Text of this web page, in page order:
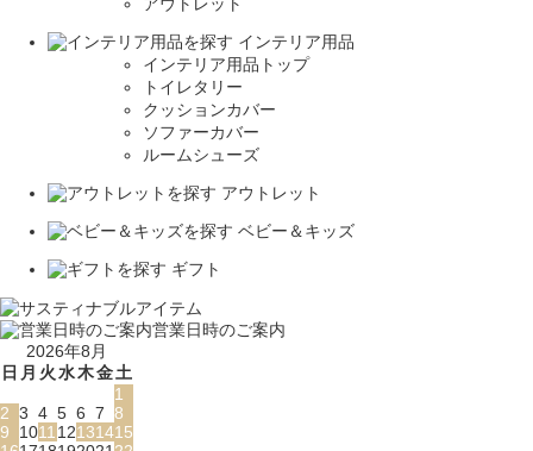
インテリア用品
インテリア用品トップ
トイレタリー
クッションカバー
ソファーカバー
ルームシューズ
アウトレット
ベビー＆キッズ
ギフト
営業日時のご案内
2026年8月
日 月 火水木金土
1
2 3 4 5 6 7 8
9
1011 12131415